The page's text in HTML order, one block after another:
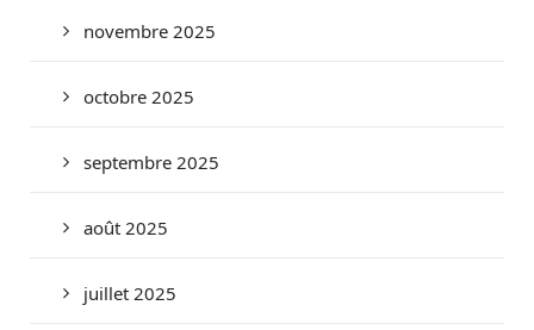
novembre 2025
octobre 2025
septembre 2025
août 2025
juillet 2025